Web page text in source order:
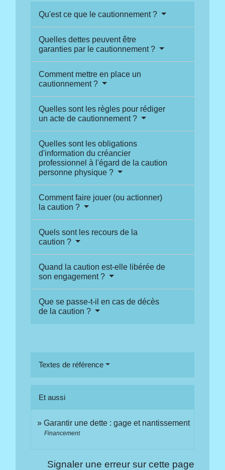
Qu'est ce que le cautionnement ?
Quelles dettes peuvent être
garanties par le cautionnement ?
Comment mettre en place un
cautionnement ?
Quelles sont les règles pour rédiger
un acte de cautionnement ?
Quelles sont les obligations
d'information du créancier
professionnel à l'égard de la caution
personne physique ?
Comment faire jouer (ou actionner)
la caution ?
Quels sont les recours de la
caution ?
Quand la caution est-elle libérée de
son engagement ?
Que se passe-t-il en cas de décès
de la caution ?
Textes de référence
Et aussi
Garantir une dette : gage et nantissement
Financement
Signaler une erreur sur cette page